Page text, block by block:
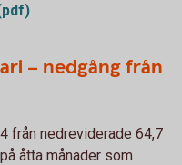
– nedgång från
från nedreviderade 64,7
åtta månader som